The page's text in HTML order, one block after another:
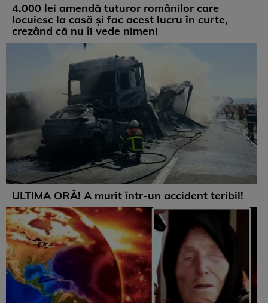
4.000 lei amendă tuturor românilor care
locuiesc la casă și fac acest lucru în curte,
crezând că nu îi vede nimeni
ULTIMA ORĂ! A murit într-un accident teribil!